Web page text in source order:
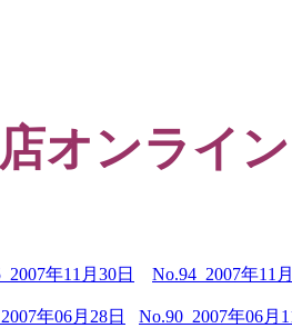
オンライ
2007年11月30日 No.94 2007年11
年06月28日 No.90 2007年06月